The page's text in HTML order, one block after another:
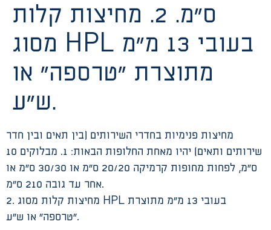
ס”מ. 2. מחיצות קלות
מסוג HPL בעובי 13 מ”מ
מתוצרת “טרספה” או
ש”ע.
מחיצות פנימיות בחדרי השירותים (בין תאים ובין חדר
שירותים ותאים) יהיו מאחת החלופות הבאות: 1. מבלוקים 10
ס”מ, לפחות מחופות קרמיקה 20/20 ס”מ או 30/30 ס”מ או
אחר עד גובה 210 ס”מ.
2. מחיצות קלות מסוג HPL בעובי 13 מ”מ מתוצרת
“טרספה” או ש”ע.